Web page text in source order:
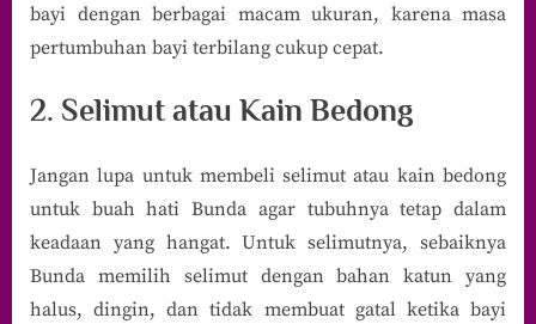
bayi dengan berbagai macam ukuran, karena masa
pertumbuhan bayi terbilang cukup cepat.
2. Selimut atau Kain Bedong
Jangan lupa untuk membeli selimut atau kain bedong
untuk buah hati Bunda agar tubuhnya tetap dalam
keadaan yang hangat. Untuk selimutnya, sebaiknya
Bunda memilih selimut dengan bahan katun yang
halus, dingin, dan tidak membuat gatal ketika bayi